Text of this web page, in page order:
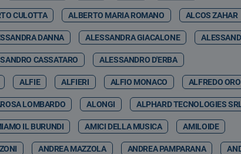
CULOTTA ALBERTO MARIA ROMANO ALCOS ZAHAR
DANNA ALESSANDRA GIACALONE
CASSATARO ALESSANDRO D'ERBA
ALFIE ALFIERI ALFIO MONACO ALFREDO
LOMBARDO ALONGI ALPHARD TECNOLOGIES
IL BURUNDI AMICI DELLA MUSICA AMILOIDE
ANDREA MAZZOLA ANDREA PAMPARANA